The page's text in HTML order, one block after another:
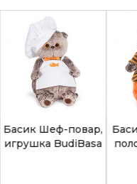
Басик Шеф-повар,
игрушка BudiBasa